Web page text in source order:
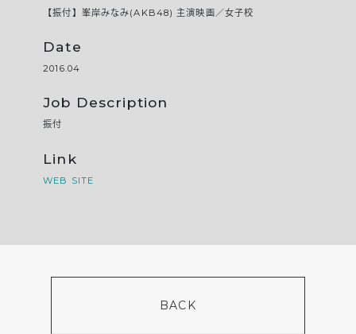
【振付】峯岸みなみ(AKB48) 主演映画／女子校
Date
2016.04
Job Description
振付
Link
WEB SITE
BACK